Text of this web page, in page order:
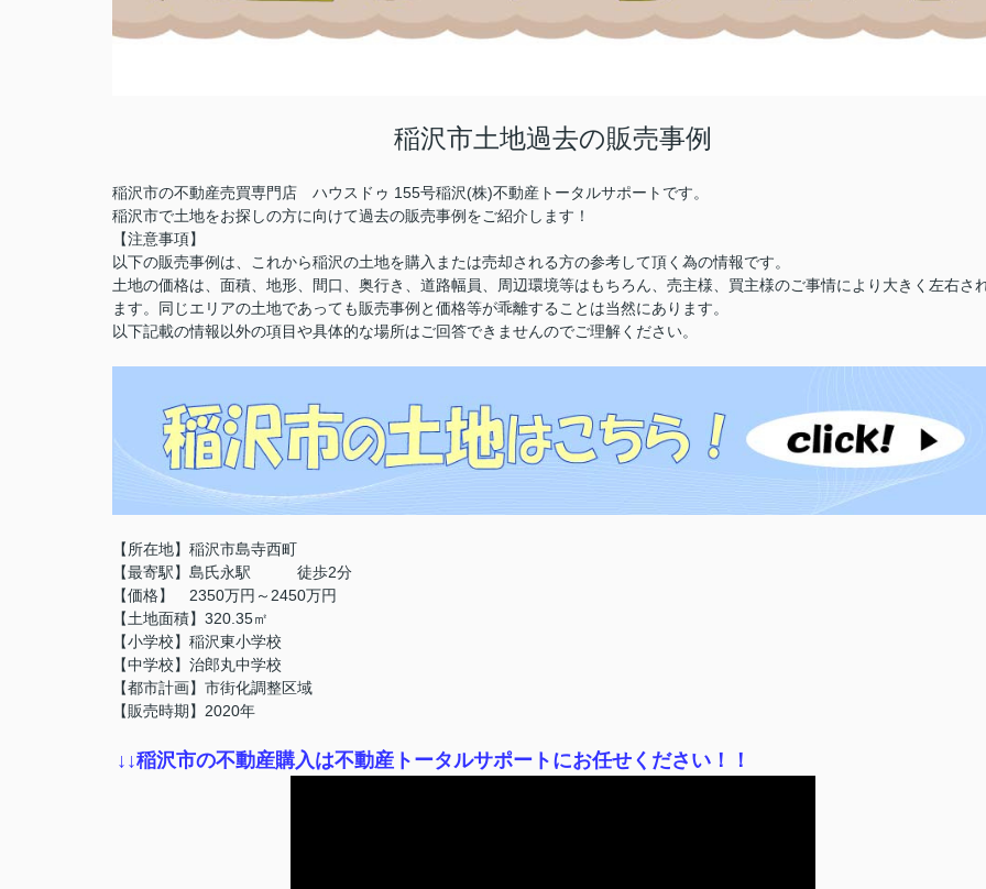
稲沢市土地過去の販売事例
稲沢市の不動産売買専門店 ハウスドゥ 155号稲沢(株)不動産トータルサポートです。
稲沢市で土地をお探しの方に向けて過去の販売事例をご紹介します！
【注意事項】
以下の販売事例は、これから稲沢の土地を購入または売却される方の参考して頂く為の情報です。
土地の価格は、面積、地形、間口、奥行き、道路幅員、周辺環境等はもちろん、売主様、買主様のご事情により大きく左右さ
ます。同じエリアの土地であっても販売事例と価格等が乖離することは当然にあります。
以下記載の情報以外の項目や具体的な場所はご回答できませんのでご理解ください。
【所在地】稲沢市島寺西町
【最寄駅】島氏永駅 徒歩2分
【価格】 2350万円～2450万円
【土地面積】320.35㎡
【小学校】稲沢東小学校
【中学校】治郎丸中学校
【都市計画】市街化調整区域
【販売時期】2020年
↓ ↓稲沢市の不動産購入は不動産トータルサポートにお任せください！！